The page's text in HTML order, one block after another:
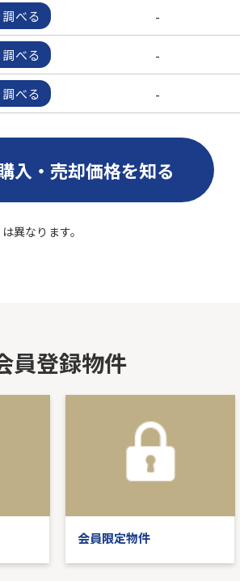
べる
-
べる
-
べる -
入・売却価格を知る
異なります。
員登録物件
会員限定物件